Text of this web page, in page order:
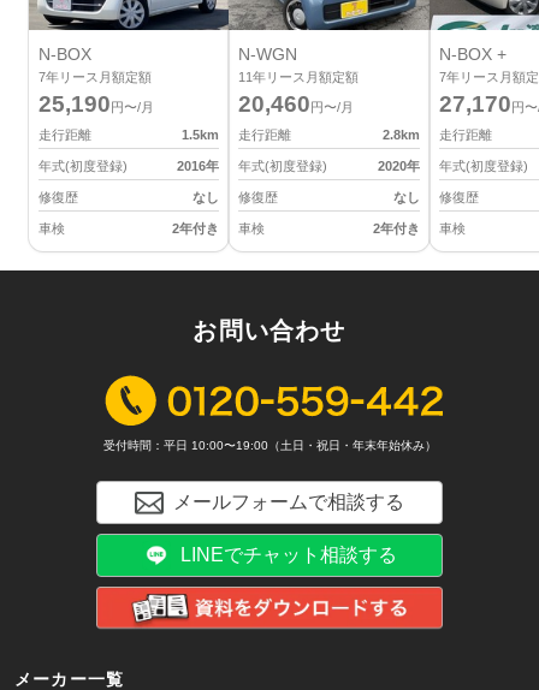
N-BOX
7年リース月額定額
25,190円〜/月
走行距離
1.5km
年式(初度登録) 2016年
修復歴 なし
車検 2年付き
N-WGN
11年リース月額定額
20,460円〜/月
走行距離
2.8km
年式(初度登録) 2020年
修復歴 なし
車検 2年付き
N-BOX +
7年リース月額
27,170円
走行距離
年式(初度登録)
修復歴
車検
メーカー一覧
お問い合わせ
受付時間：平日 10:00〜19:00（土日・祝日・年末年始休み）
メールフォームで相談する
LINEでチャット相談する